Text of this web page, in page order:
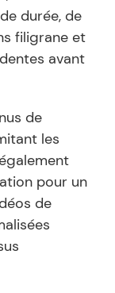
durée, de
filigrane et
avant
de
les
pour un
de